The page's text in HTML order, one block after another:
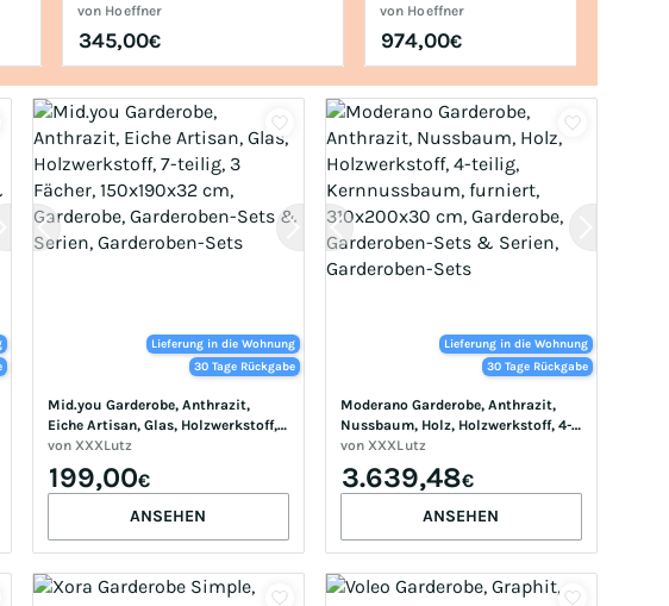
von Hoeffner
345,00€
T: 34.0
von Hoeffner
974,00€
Lieferung in die Wohnung
30 Tage Rückgabe
Mid.you Garderobe, Anthrazit,
Eiche Artisan, Glas, Holzwerkstoff,
7-teilig, 3 Fächer, 150x190x32 cm,
Garderobe, Garderoben-Sets &
Serien, Garderoben-Sets
von XXXLutz
199,00€
ANSEHEN
Lieferung in die Wohnung
30 Tage Rückgabe
Moderano Garderobe, Anthrazit,
Nussbaum, Holz, Holzwerkstoff, 4-
teilig, Kernnussbaum, furniert,
310x200x30 cm, Garderobe,
Garderoben-Sets & Serien,
Garderoben-Sets
von XXXLutz
3.639,48€
ANSEHEN